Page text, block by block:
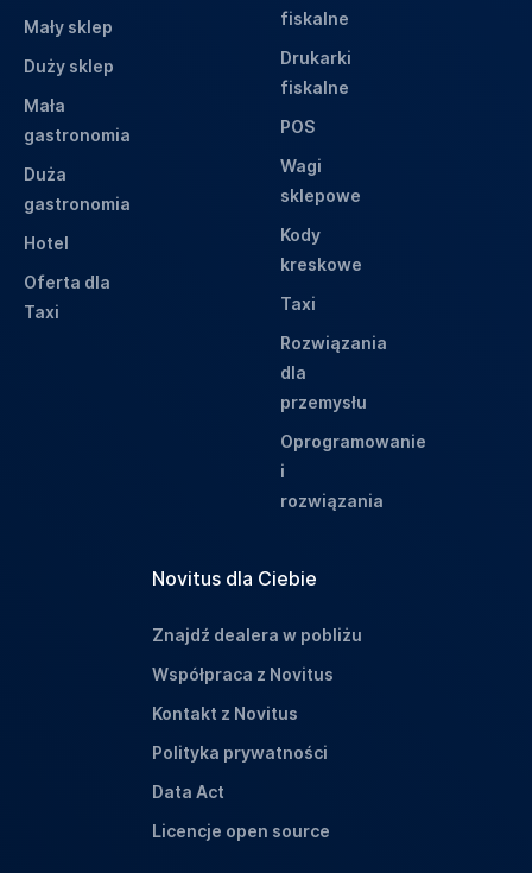
Mały sklep
Duży sklep
Mała
gastronomia
Duża
gastronomia
Hotel
Oferta dla
Taxi
fiskalne
Drukarki
fiskalne
POS
Wagi
sklepowe
Kody
kreskowe
Taxi
Rozwiązania
dla
przemysłu
Oprogramowanie
i
rozwiązania
Novitus dla Ciebie
Znajdź dealera w pobliżu
Współpraca z Novitus
Kontakt z Novitus
Polityka prywatności
Data Act
Licencje open source